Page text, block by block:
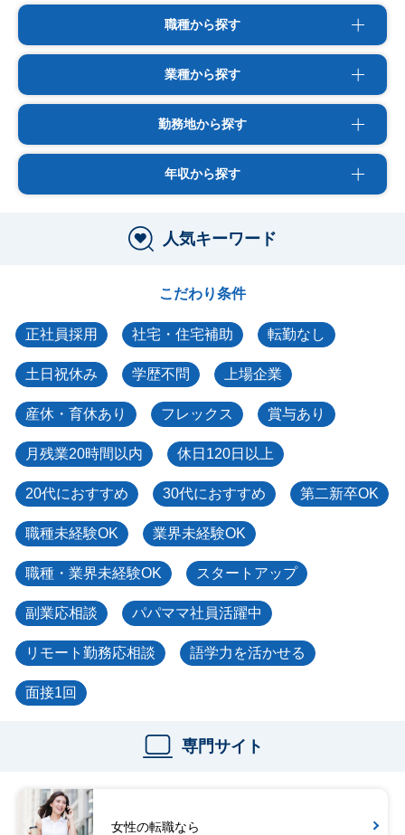
職種から探す
業種から探す
勤務地から探す
年収から探す
人気キーワード
こだわり条件
正社員採用 社宅・住宅補助 転勤なし
土日祝休み 学歴不問 上場企業
産休・育休あり フレックス 賞与あり
月残業20時間以内 休日120日以上
20代におすすめ 30代におすすめ 第二新卒OK
職種未経験OK 業界未経験OK
職種・業界未経験OK スタートアップ
副業応相談 パパママ社員活躍中
リモート勤務応相談 語学力を活かせる
面接1回
専門サイト
女性の転職なら